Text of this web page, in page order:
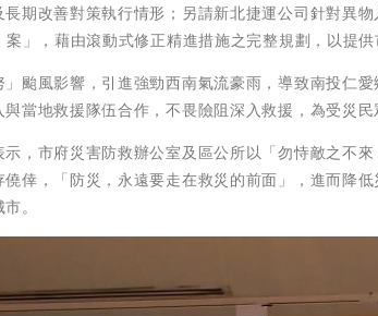
期改善對策執行情形；另請新北捷運公司針對異
案」，藉由滾動式修正精進措施之完整規劃，以提供
颱風影響，引進強勁西南氣流豪雨，導致南投仁
當地救援隊伍合作，不畏險阻深入救援，為受災民
示，市府災害防救辦公室及區公所以「勿恃敵之不
倖，「防災，永遠要走在救災的前面」，進而降
。